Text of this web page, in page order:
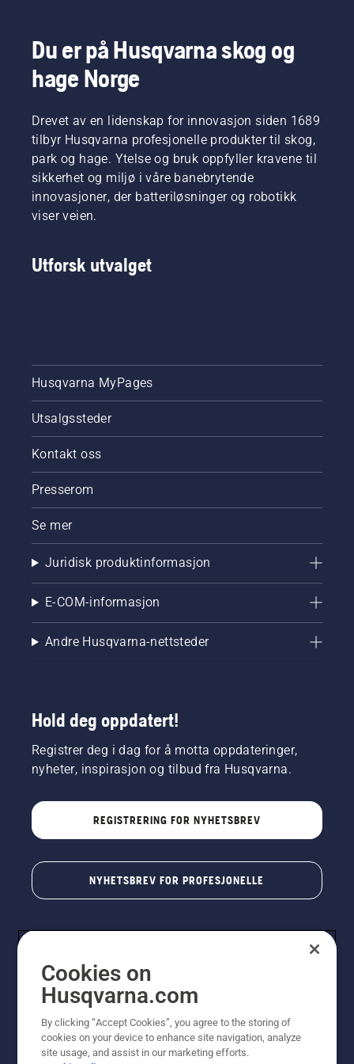
550i XP,
en
motorsag
som
redefinerer
bransjestandardene.
Du er på Husqvarna skog og
hage Norge
Drevet av en lidenskap for innovasjon siden 1689
tilbyr Husqvarna profesjonelle produkter til skog,
park og hage. Ytelse og bruk oppfyller kravene til
sikkerhet og miljø i våre banebrytende
innovasjoner, der batteriløsninger og robotikk
viser veien.
Utforsk utvalget
Husqvarna MyPages
Utsalgssteder
Kontakt oss
Presserom
Se mer
Juridisk produktinformasjon
E-COM-informasjon
Andre Husqvarna-nettsteder
Hold deg oppdatert!
Registrer deg i dag for å motta oppdateringer,
nyheter, inspirasjon og tilbud fra Husqvarna.
REGISTRERING FOR NYHETSBREV
NYHETSBREV FOR PROFESJONELLE
© Husqvarna AB (utgiver). Med enerett. Angitte priser
Cookies on
Husqvarna.com
By clicking “Accept Cookies”, you agree to the storing of
cookies on your device to enhance site navigation, analyze
site usage, and assist in our marketing efforts.